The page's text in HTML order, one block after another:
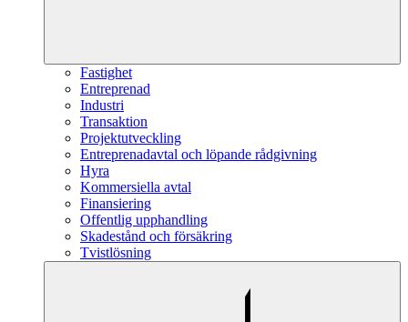
Fastighet
Entreprenad
Industri
Transaktion
Projektutveckling
Entreprenadavtal och löpande rådgivning
Hyra
Kommersiella avtal
Finansiering
Offentlig upphandling
Skadestånd och försäkring
Tvistlösning